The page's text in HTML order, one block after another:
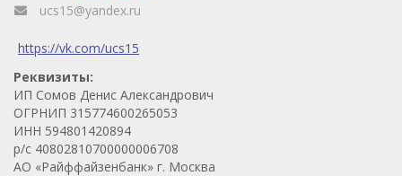
ucs15@yandex.ru
https://vk.com/ucs15
Реквизиты:
ИП Сомов Денис Александрович
ОГРНИП 315774600265053
ИНН 594801420894
р/с 40802810700000006708
АО «Райффайзенбанк» г. Москва